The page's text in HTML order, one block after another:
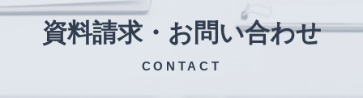
資料請求・お問い合わせ
CONTACT